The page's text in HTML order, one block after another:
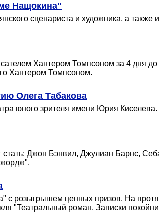
Нащокина"
сценариста и художника, а
Хантером Томпсоном за 4 дня
Хантером Томпсоном.
Олега Табакова
юного зрителя имени Юрия
стать: Джон Бэнвил, Джулиан Барнс,
с розыгрышем ценных призов. На
"Театральный роман. Записки